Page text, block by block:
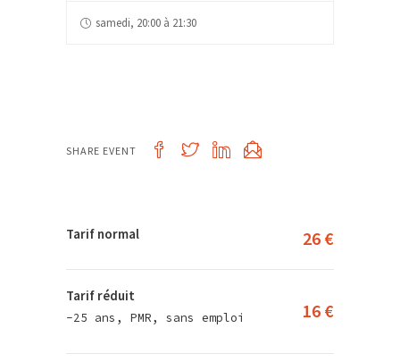
samedi, 20:00 à 21:30
SHARE EVENT
Tarif normal 26 €
Tarif réduit
-25 ans, PMR, sans emploi 16 €